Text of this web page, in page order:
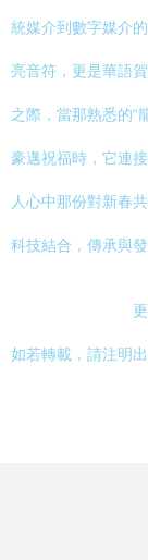
統媒介到數字媒介
亮音符，更是華語
之際，當那熟悉的“
豪邁祝福時，它連
人心中那份對新春
科技結合，傳承與
如若轉載，請注明